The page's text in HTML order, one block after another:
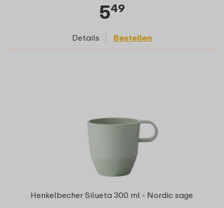
549
Details Bestellen
Henkelbecher Silueta 300 ml - Nordic sage